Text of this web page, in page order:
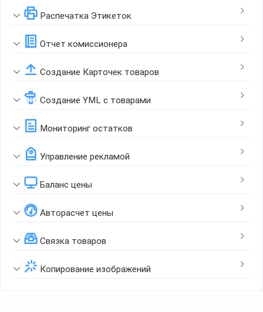
Распечатка Этикеток
Отчет комиссионера
Создание Карточек товаров
Создание YML с товарами
Мониторинг остатков
Управление рекламой
Баланс цены
Авторасчет цены
Связка товаров
Копирование изображений